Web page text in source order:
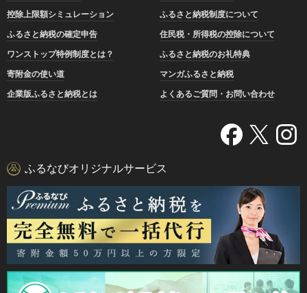
控除上限額シミュレーション
ふるさと納税制度について
ふるさと納税の確定申告
住民税・所得税の控除について
ワンストップ特例制度とは？
ふるさと納税のお礼特典
寄附金の使い道
マンガふるさと納税
企業版ふるさと納税とは
よくあるご質問・お問い合わせ
ふるなびオリジナルサービス